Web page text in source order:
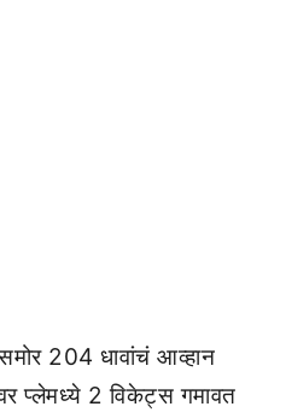
204 धावांचं आव्हान
प्लेमध्ये 2 विकेट्स गमावत